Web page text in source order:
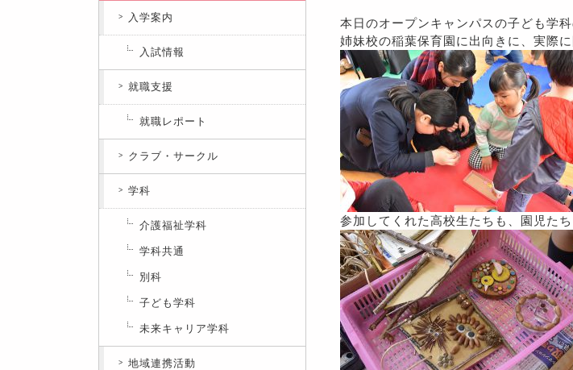
本日のオープンキャンパスの子ども学科
姉妹校の稲葉保育園に出向きに、実際
参加してくれた高校生たちも、園児た
入学案内
入試情報
就職支援
就職レポート
クラブ・サークル
学科
介護福祉学科
学科共通
別科
子ども学科
未来キャリア学科
地域連携活動